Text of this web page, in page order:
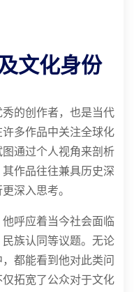
文化身份
的创作者，也是当代
多作品中关注全球化
通过个人视角来剖析
作品往往兼具历史深
深入思考。
呼应着当今社会面临
族认同等议题。无论
都能看到他对此类问
拓宽了公众对于文化